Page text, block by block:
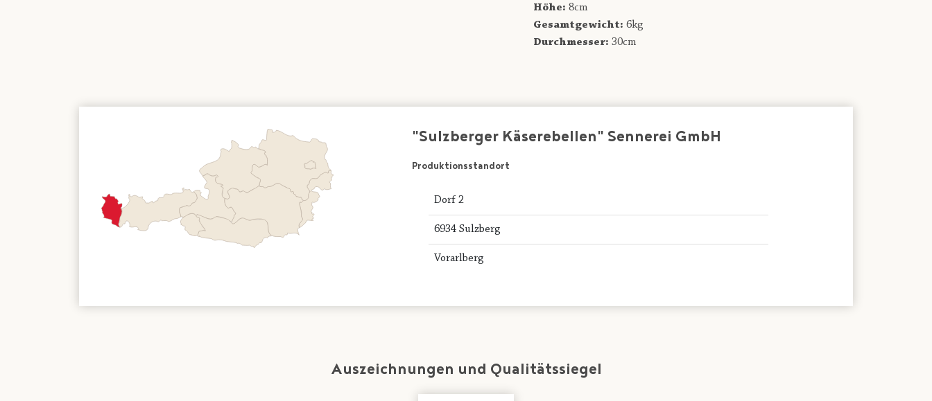
Höhe: 8cm
Gesamtgewicht: 6kg
Durchmesser: 30cm
"Sulzberger Käserebellen" Sennerei GmbH
Produktionsstandort
Dorf 2
6934 Sulzberg
Vorarlberg
Auszeichnungen und Qualitätssiegel